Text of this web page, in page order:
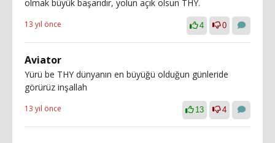
olmak büyük başarıdır, yolun açık olsun THY.
13 yıl önce 4 0
Aviator
Yürü be THY dünyanın en büyüğü olduğun günleride
görürüz inşallah
13 yıl önce 13 4